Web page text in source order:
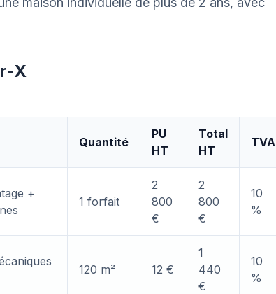
X
Quantité
PU
HT
Total
HT
TVA
+
1 forfait
2
800
€
2
800
€
10
%
120 m² 12 €
1
440
€
10
%